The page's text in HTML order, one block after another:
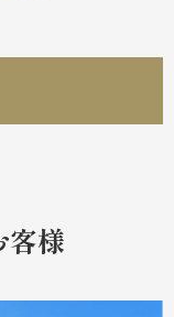
客様